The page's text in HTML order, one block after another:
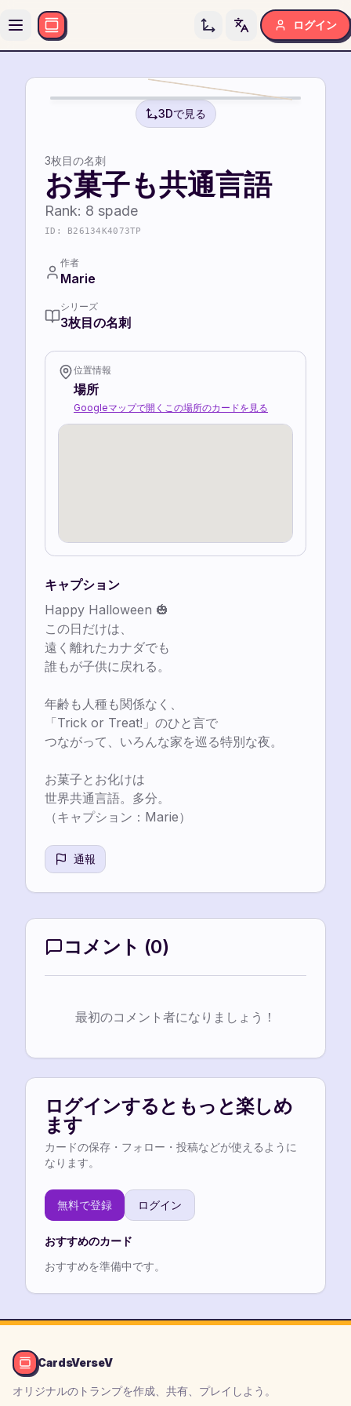
Toggle language
ログイン
3Dで見る
3枚目の名刺
お菓子も共通言語
Rank: 8 spade
ID: B26134K4073TP
作者
Marie
シリーズ
3枚目の名刺
位置情報
場所
Googleマップで開く この場所のカードを見る
キャプション
Happy Halloween 🎃
この日だけは、
遠く離れたカナダでも
誰もが子供に戻れる。
年齢も人種も関係なく、
「Trick or Treat!」のひと言で
つながって、いろんな家を巡る特別な夜。
お菓子とお化けは
世界共通言語。多分。
（キャプション：Marie）
通報
コメント (0)
最初のコメント者になりましょう！
ログインするともっと楽しめ
ます
カードの保存・フォロー・投稿などが使えるように
なります。
無料で登録 ログイン
おすすめのカード
おすすめを準備中です。
CardsVerseV
オリジナルのトランプを作成、共有、プレイしよう。